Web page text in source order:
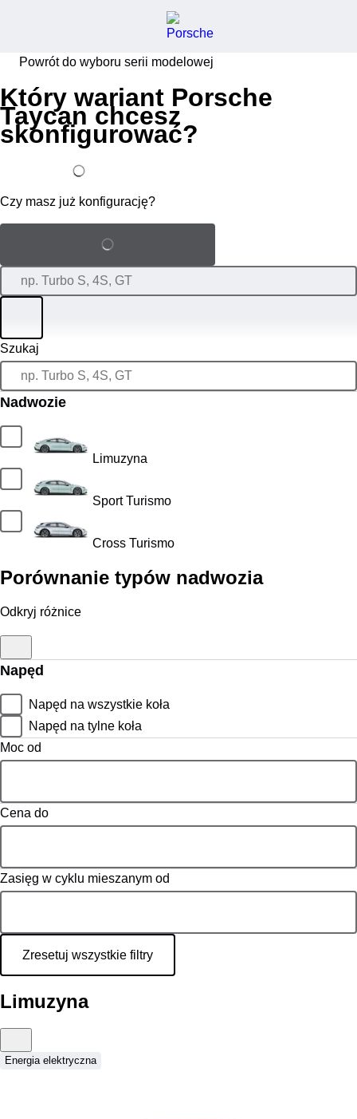
Powrót do wyboru serii modelowej
Który wariant Porsche
Taycan chcesz
skonfigurować?
Mam już swoją konfigurację
Czy masz już konfigurację?
Załaduj zapisaną konfigurację
Nadwozie
Limuzyna
Sport Turismo
Cross Turismo
Porównanie typów nadwozia
Odkryj różnice
Napęd
Napęd na wszystkie koła
Napęd na tylne koła
Moc od
Cena do
Zasięg w cyklu mieszanym od
Zresetuj wszystkie filtry
Limuzyna
Energia elektryczna